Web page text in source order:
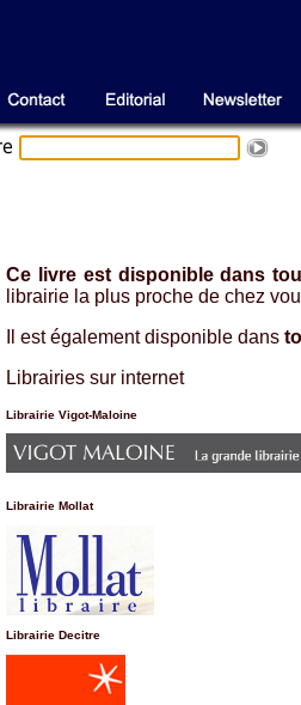
Ce livre est disponible dans
librairie la plus proche de chez
Il est également disponible dans
Librairies sur internet
Librairie Vigot-Maloine
Librairie Mollat
Librairie Decitre